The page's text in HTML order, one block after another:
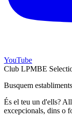
YouTube
Club LPMBE
Busquem
És el teu un d'ells?
excepcionals, dins o